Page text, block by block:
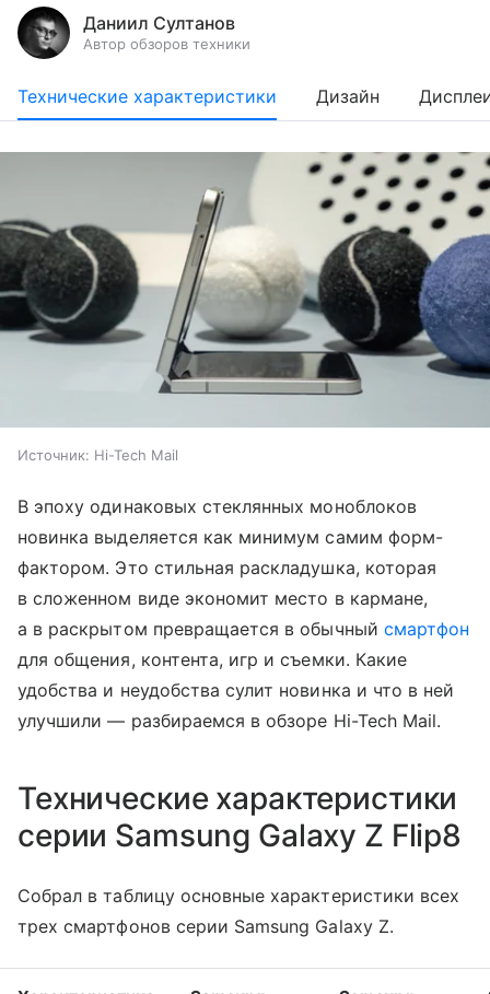
Даниил Султанов
Автор обзоров техники
Технические характеристики Дизайн
Источник: Hi-Tech Mail
В эпоху одинаковых стеклянных моноблоков
новинка выделяется как минимум самим форм-
фактором. Это стильная раскладушка, которая
в сложенном виде экономит место в кармане,
а в раскрытом превращается в обычный смартфон
для общения, контента, игр и съемки. Какие
удобства и неудобства сулит новинка и что в ней
улучшили — разбираемся в обзоре Hi-Tech Mail.
Технические характеристики
серии Samsung Galaxy Z Flip8
Собрал в таблицу основные характеристики всех
трех смартфонов серии Samsung Galaxy Z.